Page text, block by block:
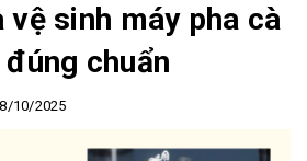
vệ sinh máy pha cà
chuẩn
10/2025